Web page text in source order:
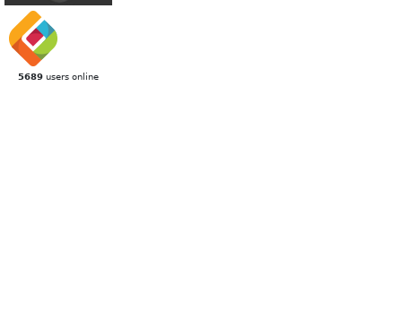
5689 users online